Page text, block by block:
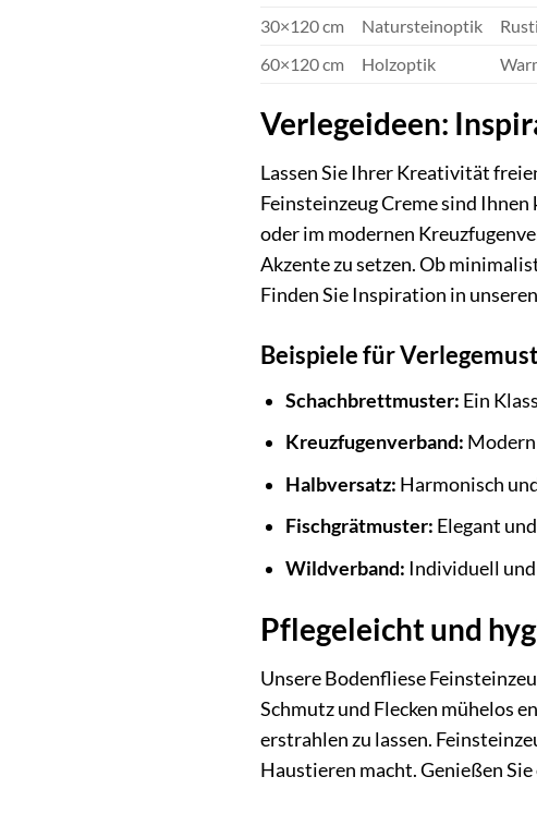
30×120 cm
Natursteinoptik
60×120 cm
Holzoptik
Verlegeideen:
Lassen Sie Ihrer Kreativität
Feinsteinzeug Creme sind
oder im modernen
Akzente zu setzen. Ob
Finden Sie Inspiration in
Beispiele für
Schachbrettmuster: Ein
Kreuzfugenverband:
Halbversatz: Harmonisch
Fischgrätmuster: Elegant
Wildverband: Individuell
Pflegeleicht und
Unsere Bodenfliese
Schmutz und Flecken mühelos
erstrahlen zu lassen.
Haustieren macht. Genießen